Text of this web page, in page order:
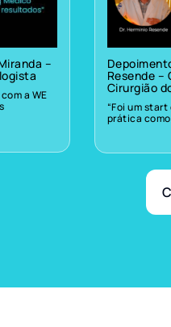
–
a WE
Resende –
Cirurgião
“Foi um
prática